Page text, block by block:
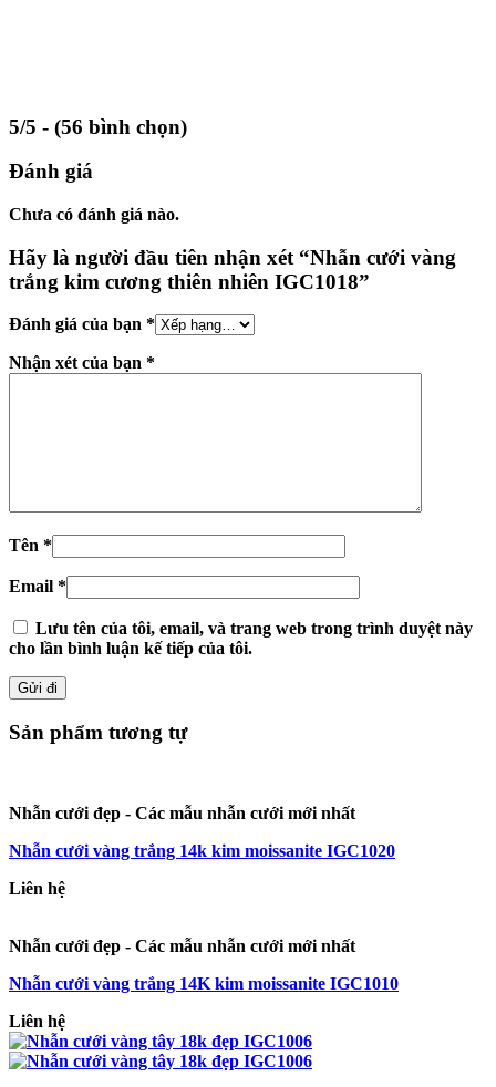
5/5 - (56 bình chọn)
Đánh giá
Chưa có đánh giá nào.
Hãy là người đầu tiên nhận xét “Nhẫn cưới vàng
trắng kim cương thiên nhiên IGC1018”
Đánh giá của bạn *
Nhận xét của bạn *
Tên *
Email *
Lưu tên của tôi, email, và trang web trong trình duyệt này
cho lần bình luận kế tiếp của tôi.
Sản phẩm tương tự
Nhẫn cưới đẹp - Các mẫu nhẫn cưới mới nhất
Nhẫn cưới vàng trắng 14k kim moissanite IGC1020
Liên hệ
Nhẫn cưới đẹp - Các mẫu nhẫn cưới mới nhất
Nhẫn cưới vàng trắng 14K kim moissanite IGC1010
Liên hệ